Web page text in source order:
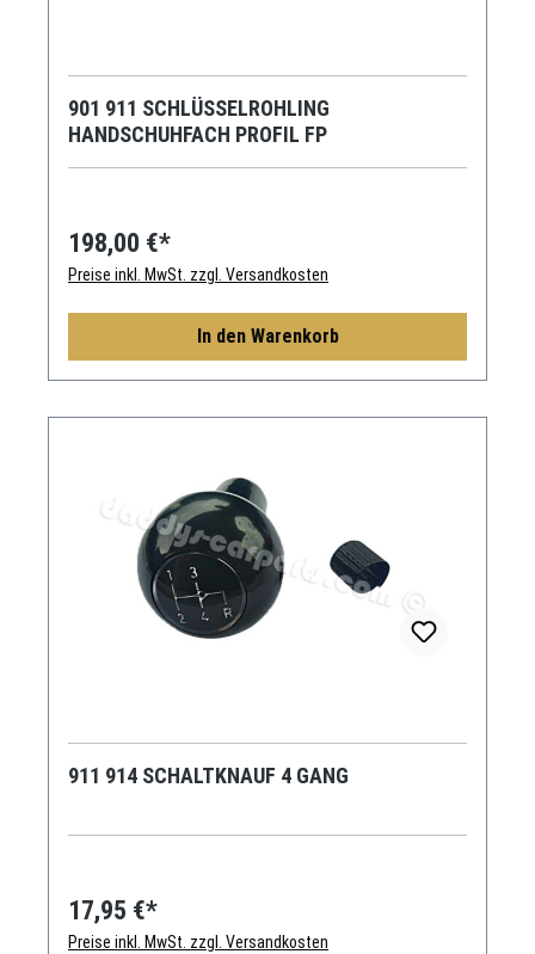
901 911 SCHLÜSSELROHLING
HANDSCHUHFACH PROFIL FP
198,00 €*
Preise inkl. MwSt. zzgl. Versandkosten
In den Warenkorb
911 914 SCHALTKNAUF 4 GANG
17,95 €*
Preise inkl. MwSt. zzgl. Versandkosten